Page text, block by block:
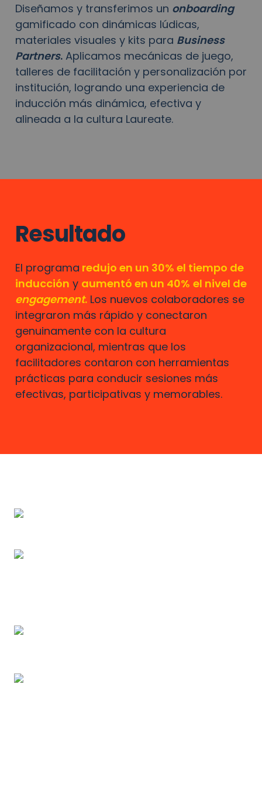
Diseñamos y transferimos un onboarding
gamificado con dinámicas lúdicas,
materiales visuales y kits para Business
Partners. Aplicamos mecánicas de juego,
talleres de facilitación y personalización por
institución, logrando una experiencia de
inducción más dinámica, efectiva y
alineada a la cultura Laureate.
Resultado
El programa redujo en un 30% el tiempo de
inducción y aumentó en un 40%
engagement. Los nuevos colaboradores se
integraron más rápido y conectaron
genuinamente con la cultura
organizacional, mientras que los
facilitadores contaron con herramientas
prácticas para conducir sesiones más
efectivas, participativas y memorables.